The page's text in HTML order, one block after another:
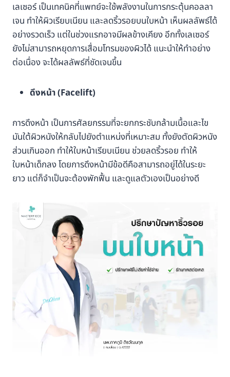
เลเซอร์ เป็นเทคนิคที่แพทย์จะใช้พลังงานในการกระตุ้นคอลลา
เจน ทำให้ผิวเรียบเนียน และลดริ้วรอยบนใบหน้า เห็นผลลัพธ์ได้
อย่างรวดเร็ว แต่ในช่วงแรกอาจมีผลข้างเคียง อีกทั้งเลเซอร์
ยังไม่สามารถหยุดการเสื่อมโทรมของผิวได้ แนะนำให้ทำอย่าง
ต่อเนื่อง จะได้ผลลัพธ์ที่ชัดเจนขึ้น
ดึงหน้า (Facelift)
การดึงหน้า เป็นการศัลยกรรมที่จะยกกระชับกล้ามเนื้อและไข
มันใต้ผิวหนังให้กลับไปยังตำแหน่งที่เหมาะสม ทั้งยังตัดผิวหนัง
ส่วนเกินออก ทำให้ใบหน้าเรียบเนียน ช่วยลดริ้วรอย ทำให้
ใบหน้าเด็กลง โดยการดึงหน้ามีข้อดีคือสามารถอยู่ได้ในระยะ
ยาว แต่ก็จำเป็นจะต้องพักฟื้น และดูแลตัวเองเป็นอย่างดี